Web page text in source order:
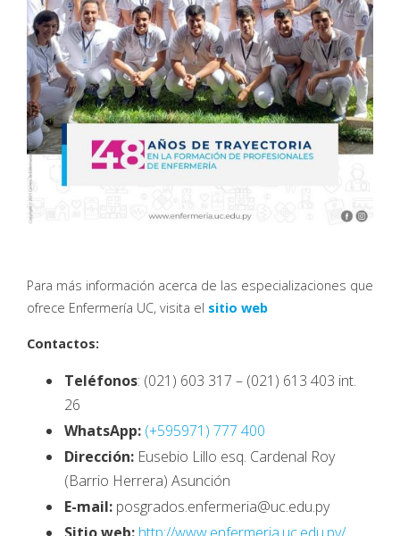
Para más información acerca de las especializaciones que
ofrece Enfermería UC, visita el sitio web
Contactos:
Teléfonos: (021) 603 317 – (021) 613 403 int.
26
WhatsApp: (+595971) 777 400
Dirección: Eusebio Lillo esq. Cardenal Roy
(Barrio Herrera) Asunción
E-mail: posgrados.enfermeria@uc.edu.py